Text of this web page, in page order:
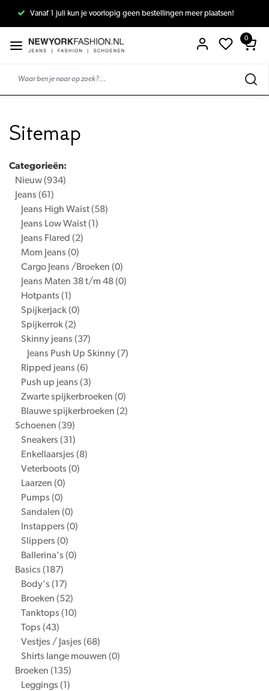
meer plaatsen! Vanaf 1 juli kun je voorlopig geen bestellingen
0
Sitemap
Categorieën:
Nieuw(934)
Jeans (61)
Jeans High Waist(58)
Jeans Low Waist(1)
Jeans Flared (2)
Mom Jeans (0)
Cargo Jeans /Broeken (0)
Jeans Maten 38 t/m 48(0)
Hotpants (1)
Spijkerjack(0)
Spijkerrok(2)
Skinny jeans (37)
Jeans Push Up Skinny(7)
Ripped jeans (6)
Push up jeans (3)
Zwarte spijkerbroeken (0)
Blauwe spijkerbroeken (2)
Schoenen (39)
Sneakers (31)
Enkellaarsjes (8)
Veterboots (0)
Laarzen (0)
Pumps (0)
Sandalen (0)
Instappers (0)
Slippers (0)
Ballerina's (0)
Basics (187)
Body's (17)
Broeken (52)
Tanktops (10)
Tops (43)
Vestjes / Jasjes (68)
Shirts lange mouwen (0)
Broeken (135)
Leggings (1)